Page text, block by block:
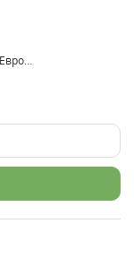
Азербайджанская, Восточная, Домашняя, Европейская, Кавказская, Русская, Рыбная, домашняя